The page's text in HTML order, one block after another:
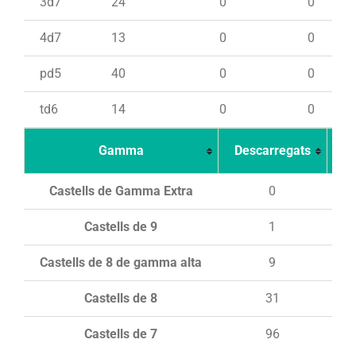
4d7 13 0 0
pd5 40 0 0
td6 14 0 0
Gamma Descarregats
Castells de Gamma Extra 0
Castells de 9 1
Castells de 8 de gamma alta 9
Castells de 8 31
Castells de 7 96